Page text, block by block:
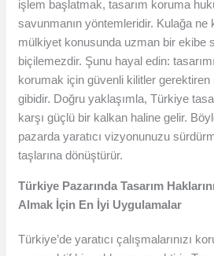
işlem başlatmak, tasarım koruma
savunmanın yöntemleridir. Kulağa
mülkiyet konusunda uzman bir ekibe
biçilemezdir. Şunu hayal edin:
korumak için güvenli kilitler
gibidir. Doğru yaklaşımla, Türkiye
karşı güçlü bir kalkan haline gelir.
pazarda yaratıcı vizyonunuzu
taşlarına dönüştürür.
Türkiye Pazarında Tasarım
Almak İçin En İyi Uygulamalar
Türkiye’de yaratıcı çalışmalarınızı